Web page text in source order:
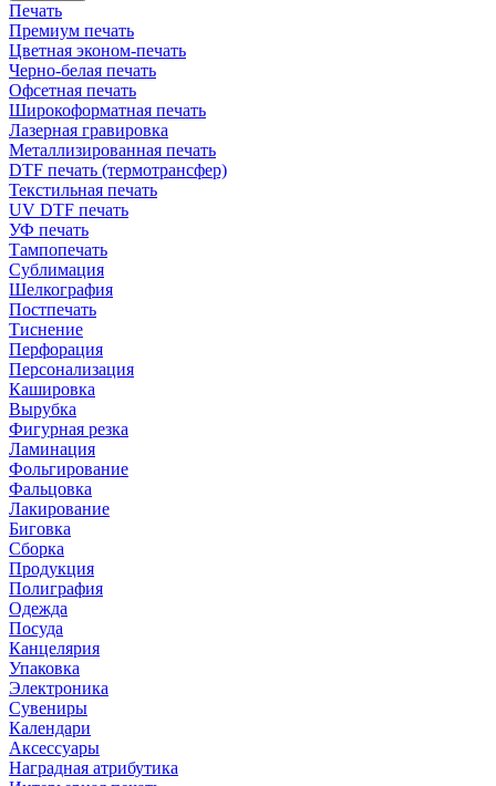
Печать
Премиум печать
Цветная эконом-печать
Черно-белая печать
Офсетная печать
Широкоформатная печать
Лазерная гравировка
Металлизированная печать
DTF печать (термотрансфер)
Текстильная печать
UV DTF печать
УФ печать
Тампопечать
Сублимация
Шелкография
Постпечать
Тиснение
Перфорация
Персонализация
Кашировка
Вырубка
Фигурная резка
Ламинация
Фольгирование
Фальцовка
Лакирование
Биговка
Сборка
Продукция
Полиграфия
Одежда
Посуда
Канцелярия
Упаковка
Электроника
Сувениры
Календари
Аксессуары
Наградная атрибутика